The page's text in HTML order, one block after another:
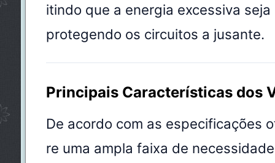
itindo que a energia excessiva
protegendo os circuitos a jusante.
Principais Características dos
De acordo com as especificações
re uma ampla faixa de